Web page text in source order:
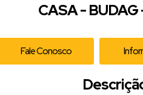
CASA - BUDAG
Fale Conosco